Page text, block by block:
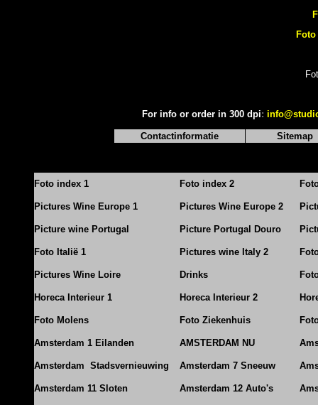
For info or order in 300 dpi:
Contactinformatie Sitemap
Foto index 1 Foto index 2
Pictures Wine Europe 1 Pictures Wine Europe 2
Picture wine Portugal Picture Portugal Douro
Foto Italië 1 Pictures wine Italy 2
Pictures Wine Loire Drinks
Horeca Interieur 1 Horeca Interieur 2
Foto Molens Foto Ziekenhuis
Amsterdam 1 Eilanden AMSTERDAM NU
Amsterdam Stadsvernieuwing Amsterdam 7 Sneeuw
Amsterdam 11 Sloten Amsterdam 12 Auto's